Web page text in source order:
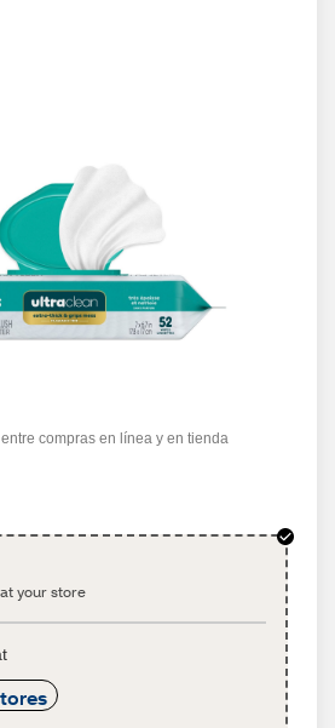
compras en línea y en tienda
your store